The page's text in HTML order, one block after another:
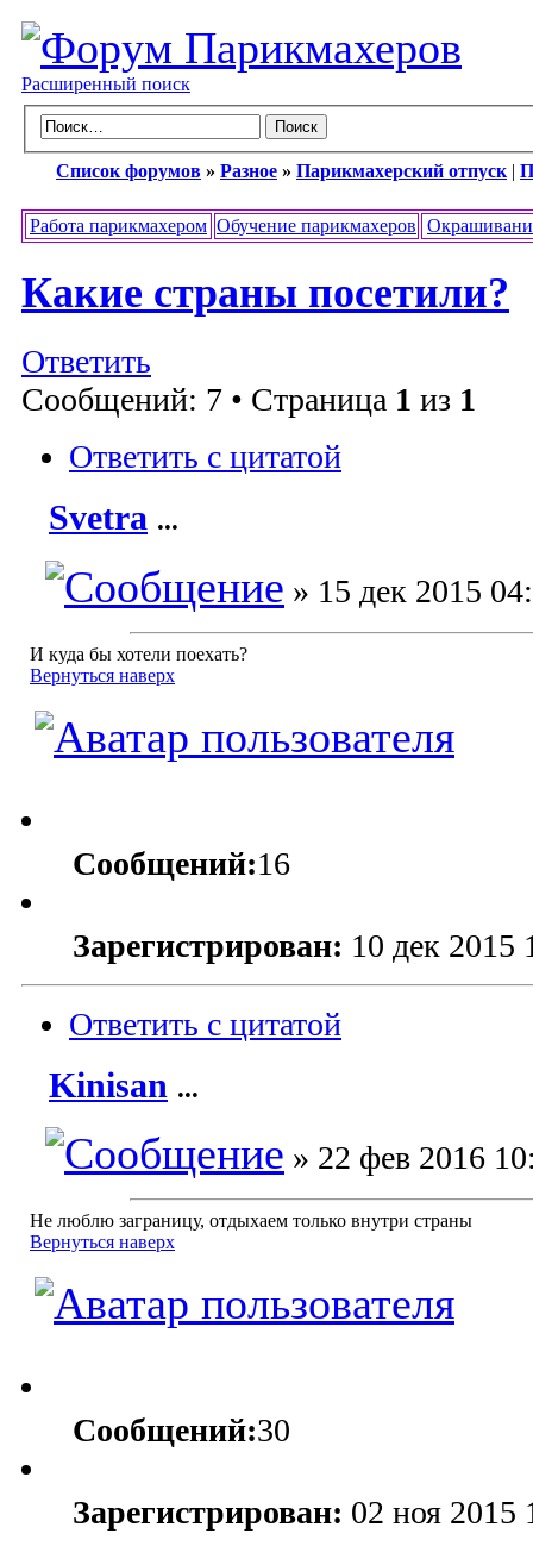
Расширенный поиск
Список форумов » Разное » Парикмахерский отпуск |
Работа парикмахером Обучение парикмахеров
Какие страны посетили?
Ответить
Сообщений: 7 • Страница 1 из 1
Ответить с цитатой
Svetra ...
» 15 дек 2015
И куда бы хотели поехать?
Вернуться наверх
Сообщений:16
Зарегистрирован: 10 дек 2015
Ответить с цитатой
Kinisan ...
» 22 фев 2016
Не люблю заграницу, отдыхаем только внутри страны
Вернуться наверх
Сообщений:30
Зарегистрирован: 02 ноя 2015